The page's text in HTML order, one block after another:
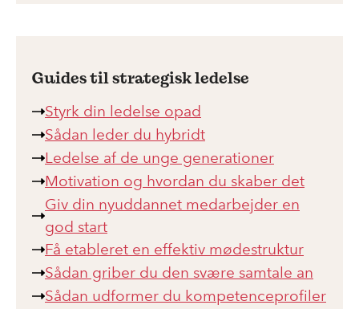
Guides til strategisk ledelse
Styrk din ledelse opad
Sådan leder du hybridt
Ledelse af de unge generationer
Motivation og hvordan du skaber det
Giv din nyuddannet medarbejder en
god start
Få etableret en effektiv mødestruktur
Sådan griber du den svære samtale an
Sådan udformer du kompetenceprofiler